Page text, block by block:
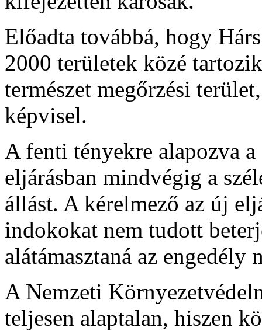
Előadta továbbá, hogy
2000 területek közé
természet megőrzési
képvisel.
A fenti tényekre alapozva
eljárásban mindvégig a
állást. A kérelmező az új
indokokat nem tudott
alátámasztaná az engedély
A Nemzeti
teljesen alaptalan, hiszen